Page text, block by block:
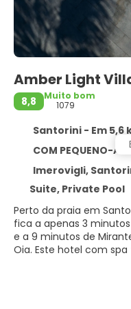
Amber Light
8,8
Muito bom
1079
Santorini - Em 5,6
COM PEQUENO-
Imerovigli,
Suite, Private Pool
Perto da praia em
fica a apenas 3
e a 9 minutos de
Oia. Este hotel com spa fica a 11,7 km de Praia de Kamari e
Relaxe no spa de
desfrutar de